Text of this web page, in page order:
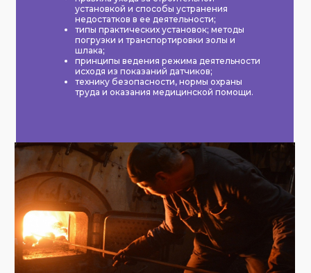
установкой и способы устранения
недостатков в ее деятельности;
типы практических установок; методы
погрузки и транспортировки золы и
шлака;
принципы ведения режима деятельности
исходя из показаний датчиков;
технику безопасности, нормы охраны
труда и оказания медицинской помощи.